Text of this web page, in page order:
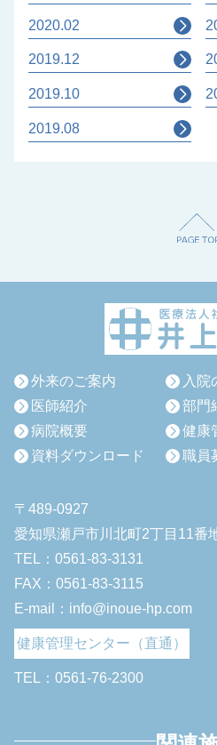
2020.02
2019.12
2019.10
2019.08
外来のご案内
入院
医師紹介
部門
病院概要
健康
資料ダウンロード
職員
〒489-0927
愛知県瀬戸市川北町2丁目11番
TEL：0561-83-3131
FAX：0561-83-3115
E-mail：info@inoue-hp.com
健康管理センター（直通）
TEL：0561-76-2300